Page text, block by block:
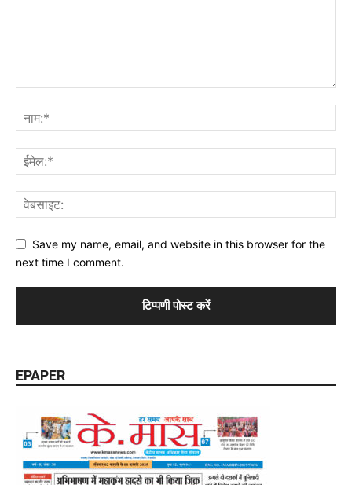
Save my name, email, and website in this browser for the
next time I comment.
EPAPER